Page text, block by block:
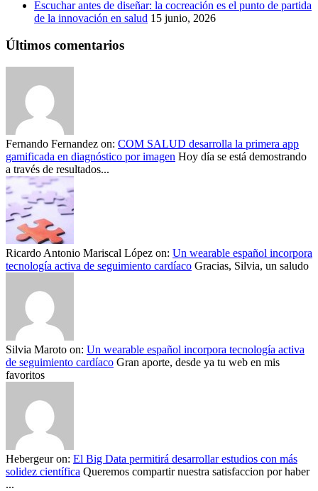
Escuchar antes de diseñar: la cocreación es el punto de partida
de la innovación en salud 15 junio, 2026
Últimos comentarios
Fernando Fernandez on: COM SALUD desarrolla la primera app
gamificada en diagnóstico por imagen Hoy día se está demostrando
a través de resultados...
Ricardo Antonio Mariscal López on: Un wearable español incorpora
tecnología activa de seguimiento cardíaco Gracias, Silvia, un saludo
Silvia Maroto on: Un wearable español incorpora tecnología activa
de seguimiento cardíaco Gran aporte, desde ya tu web en mis
favoritos
Hebergeuron: El Big Data permitirá desarrollar estudios con más
solidez científica Queremos compartir nuestra satisfaccion por haber
...